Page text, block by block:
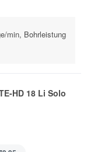
min, Bohrleistung
HD 18 Li Solo